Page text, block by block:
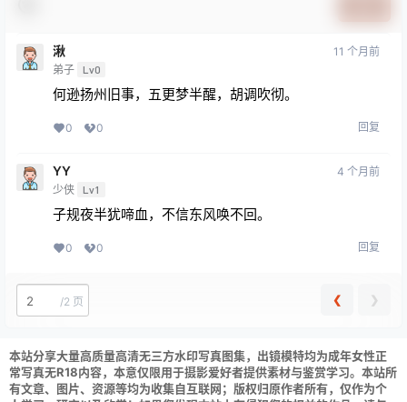
湫
弟子 Lv0
11 个月前
何逊扬州旧事，五更梦半醒，胡调吹彻。
0 0 回复
YY
少侠 Lv1
4 个月前
子规夜半犹啼血，不信东风唤不回。
0 0 回复
/2 页 ❮ ❯
本站分享大量高质量高清无三方水印写真图集，出镜模特均为成年女性正
常写真无R18内容，本意仅限用于摄影爱好者提供素材与鉴赏学习。本站所
有文章、图片、资源等均为收集自互联网；版权归原作者所有，仅作为个